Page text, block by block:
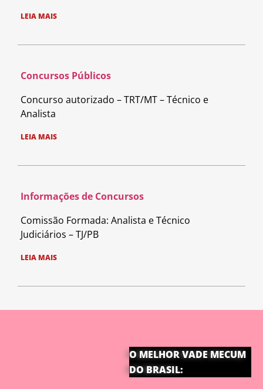
LEIA MAIS
Concursos Públicos
Concurso autorizado – TRT/MT – Técnico e
Analista
LEIA MAIS
Informações de Concursos
Comissão Formada: Analista e Técnico
Judiciários – TJ/PB
LEIA MAIS
O MELHOR VADE MECUM
DO BRASIL: